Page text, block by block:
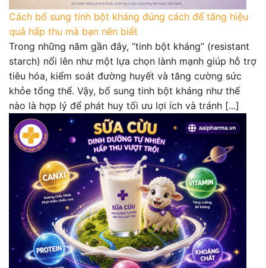
Cách bổ sung tinh bột kháng đúng cách để tăng hiệu
quả hấp thu mà bạn nên biết
Trong những năm gần đây, “tinh bột kháng” (resistant
starch) nổi lên như một lựa chọn lành mạnh giúp hỗ trợ
tiêu hóa, kiểm soát đường huyết và tăng cường sức
khỏe tổng thể. Vậy, bổ sung tinh bột kháng như thế
nào là hợp lý để phát huy tối ưu lợi ích và tránh [...]